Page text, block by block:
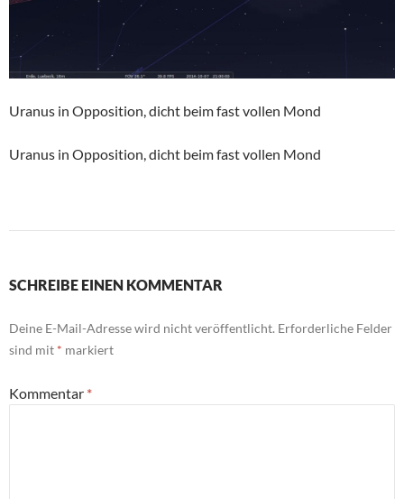
Uranus in Opposition, dicht beim fast vollen Mond
Uranus in Opposition, dicht beim fast vollen Mond
SCHREIBE EINEN KOMMENTAR
Deine E-Mail-Adresse wird nicht veröffentlicht. Erforderliche Felder
sind mit * markiert
Kommentar *